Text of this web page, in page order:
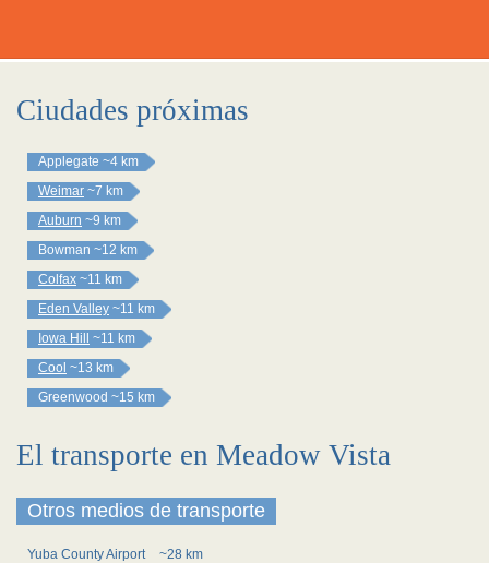
Ciudades próximas
Applegate ~4 km
Weimar ~7 km
Auburn ~9 km
Bowman ~12 km
Colfax ~11 km
Eden Valley ~11 km
Iowa Hill
~11 km
Cool ~13 km
Greenwood ~15 km
El transporte en Meadow Vista
Otros medios de transporte
Yuba County Airport
~28 km